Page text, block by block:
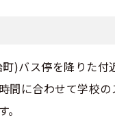
)バス停を降りた付
間に合わせて学校